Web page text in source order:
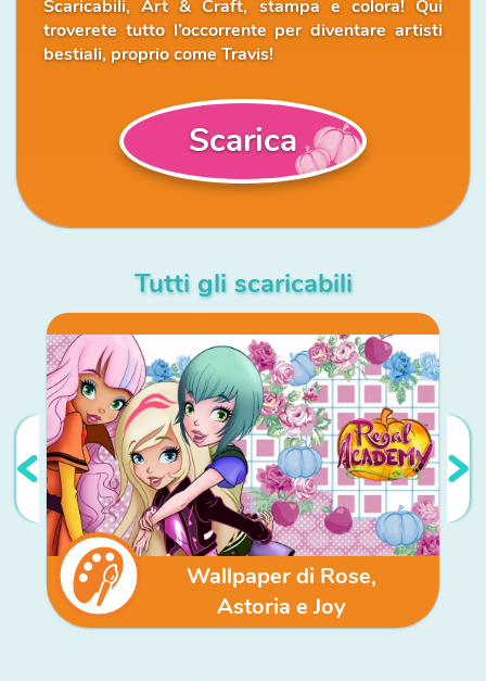
Scaricabili, Art & Craft, stampa e colora! Qui
troverete tutto l’occorrente per diventare artisti
bestiali, proprio come Travis!
Scarica
Tutti gli scaricabili
Wallpaper di Rose,
Astoria e Joy